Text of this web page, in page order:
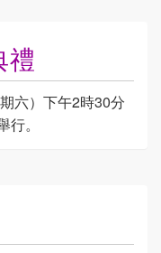
禮
六）下午2時30分
。